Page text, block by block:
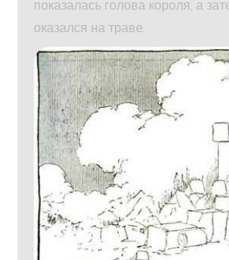
показалась голова короля, а
оказался на траве.